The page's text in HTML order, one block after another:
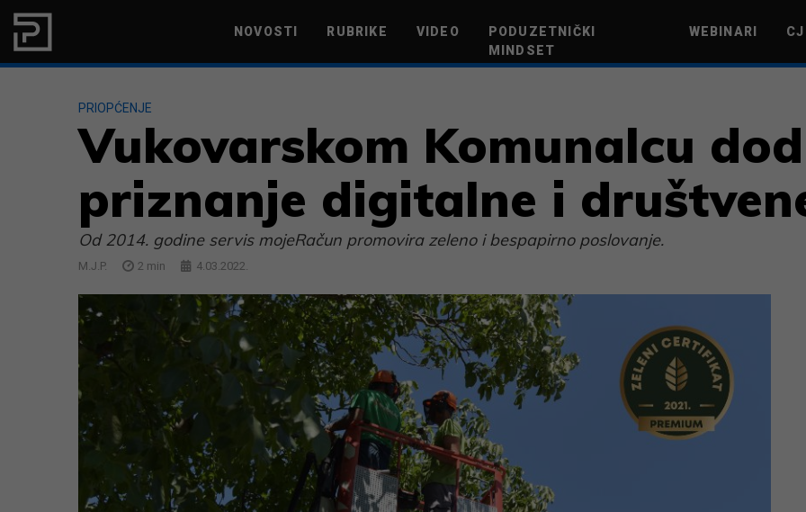
Skip to content NOVOSTI RUBRIKE VIDEO
PODUZETNIČKI
MINDSET
WEBINARI
PRIOPĆENJE
Vukovarskom Komunalcu
priznanje digitalne i
Od 2014. godine servis mojeRačun promovira zeleno i bespapirno poslovanje.
M.J.P. 2 min 4.03.2022.